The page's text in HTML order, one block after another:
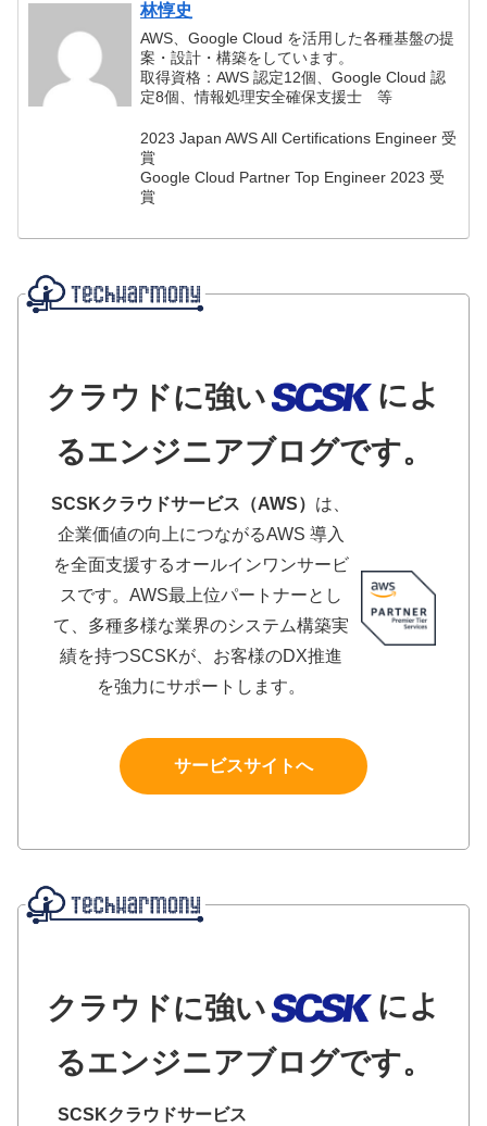
林惇史
AWS、Google Cloud を活用した各種基盤の提
案・設計・構築をしています。
取得資格：AWS 認定12個、Google Cloud 認
定8個、情報処理安全確保支援士 等
2023 Japan AWS All Certifications Engineer 受
賞
Google Cloud Partner Top Engineer 2023 受
賞
クラウドに強い
によ
るエンジニアブログです。
SCSKクラウドサービス（AWS） は、
企業価値の向上につながるAWS 導入
を全面支援するオールインワンサービ
スです。AWS最上位パートナーとし
て、多種多様な業界のシステム構築実
績を持つSCSKが、お客様のDX推進
を強力にサポートします。
サービスサイトへ
クラウドに強い
によ
るエンジニアブログです。
SCSKクラウドサービス